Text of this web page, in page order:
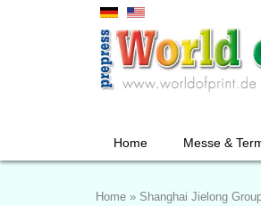
Home Messe &
Home » Shanghai Jielong